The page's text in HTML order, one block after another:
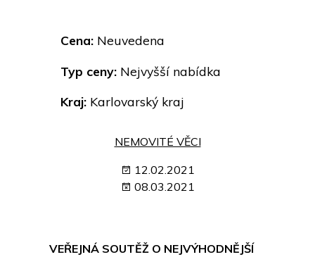
Cena: Neuvedena
Typ ceny: Nejvyšší nabídka
Kraj: Karlovarský kraj
NEMOVITÉ VĚCI
12.02.2021
08.03.2021
VEŘEJNÁ SOUTĚŽ O NEJVÝHODNĚJŠÍ